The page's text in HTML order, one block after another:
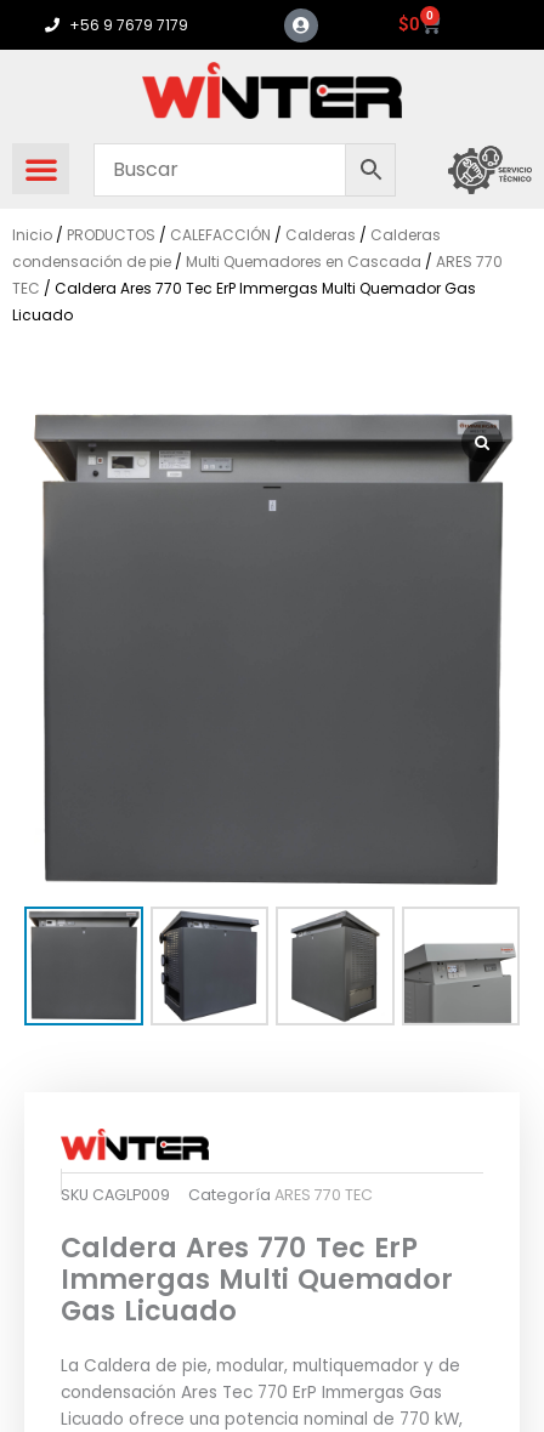
+56 9 7679 7179 $0 0
Carrito
Inicio / PRODUCTOS / CALEFACCIÓN / Calderas / Calderas
condensación de pie / Multi Quemadores en Cascada / ARES 770
TEC / Caldera Ares 770 Tec ErP Immergas Multi Quemador Gas
Licuado
SKU CAGLP009 Categoría ARES 770 TEC
Caldera Ares 770 Tec ErP
Immergas Multi Quemador
Gas Licuado
La Caldera de pie, modular, multiquemador y de
condensación Ares Tec 770 ErP Immergas Gas
Licuado ofrece una potencia nominal de 770 kW,